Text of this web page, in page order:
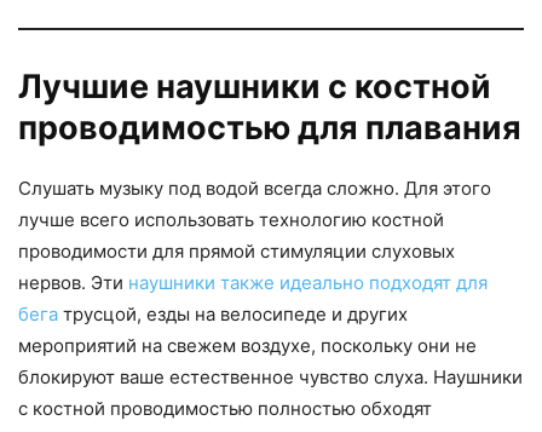
Лучшие наушники с костной
проводимостью для плавания
Слушать музыку под водой всегда сложно. Для этого
лучше всего использовать технологию костной
проводимости для прямой стимуляции слуховых
нервов. Эти наушники также идеально подходят для
бега трусцой, езды на велосипеде и других
мероприятий на свежем воздухе, поскольку они не
блокируют ваше естественное чувство слуха. Наушники
с костной проводимостью полностью обходят